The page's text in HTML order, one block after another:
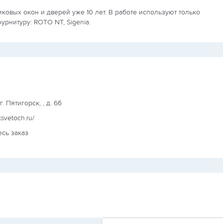
окон и дверей уже 10 лет. В работе используют только
ROTO NT, Sigenia.
Пятигорск, , д. 6б
заказ